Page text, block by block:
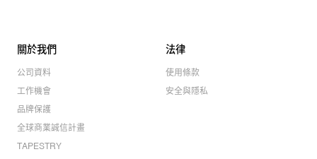
關於我們
公司資料
工作機會
品牌保護
全球商業誠信計畫
TAPESTRY
法律
使用條款
安全與隱私